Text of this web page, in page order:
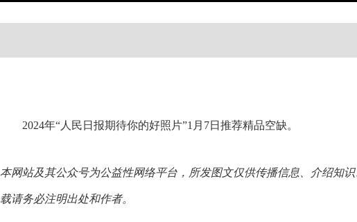
2024年“人民日报期待你的好照片”1月7日推荐精品空缺。
本网站及其公众号为公益性网络平台，所发图文仅供传播信息、介绍知
载请务必注明出处和作者。